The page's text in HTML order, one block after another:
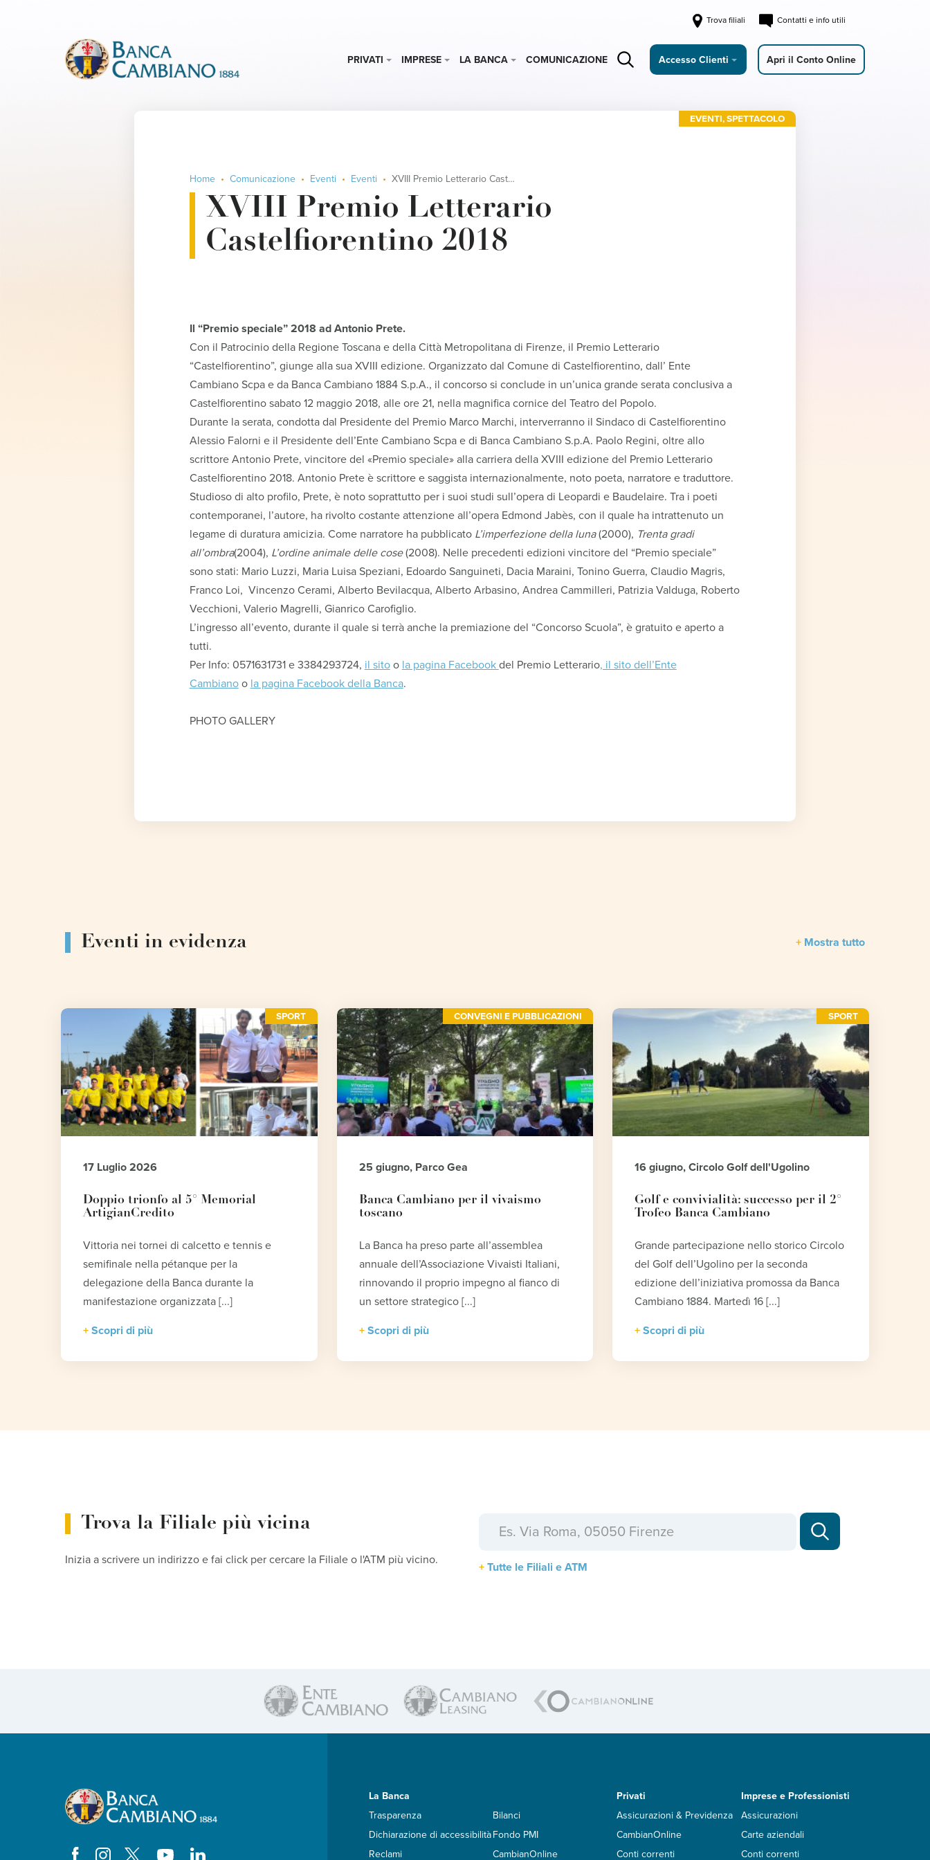
Trova filiali Contatti e info utili
PRIVATI IMPRESE LA BANCA COMUNICAZIONE Accesso Clienti Apri il Conto Online
Home Comunicazione Eventi Eventi XVIII Premio Letterario Castelfiorentino 2018
XVIII Premio Letterario
Castelfiorentino 2018
EVENTI,SPETTACOLO
Il “Premio speciale” 2018 ad Antonio Prete.
Con il Patrocinio della Regione Toscana e della Città Metropolitana di Firenze, il Premio Letterario
“Castelfiorentino”, giunge alla sua XVIII edizione. Organizzato dal Comune di Castelfiorentino, dall’ Ente
Cambiano Scpa e da Banca Cambiano 1884 S.p.A., il concorso si conclude in un’unica grande serata conclusiva a
Castelfiorentino sabato 12 maggio 2018, alle ore 21, nella magnifica cornice del Teatro del Popolo.
Durante la serata, condotta dal Presidente del Premio Marco Marchi, interverranno il Sindaco di Castelfiorentino
Alessio Falorni e il Presidente dell’Ente Cambiano Scpa e di Banca Cambiano S.p.A. Paolo Regini, oltre allo
scrittore Antonio Prete, vincitore del «Premio speciale» alla carriera della XVIII edizione del Premio Letterario
Castelfiorentino 2018. Antonio Prete è scrittore e saggista internazionalmente, noto poeta, narratore e traduttore.
Studioso di alto profilo, Prete, è noto soprattutto per i suoi studi sull’opera di Leopardi e Baudelaire. Tra i poeti
contemporanei, l’autore, ha rivolto costante attenzione all’opera Edmond Jabès, con il quale ha intrattenuto un
legame di duratura amicizia. Come narratore ha pubblicatoL’imperfezione della luna(2000), Trenta gradi
all’ombra(2004), L’ordine animale delle cose(2008). Nelle precedenti edizioni vincitore del “Premio speciale”
sono stati: Mario Luzzi, Maria Luisa Speziani, Edoardo Sanguineti, Dacia Maraini, Tonino Guerra, Claudio Magris,
Franco Loi, Vincenzo Cerami, Alberto Bevilacqua, Alberto Arbasino, Andrea Cammilleri, Patrizia Valduga, Roberto
Vecchioni, Valerio Magrelli, Gianrico Carofiglio.
L’ingresso all’evento, durante il quale si terrà anche la premiazione del “Concorso Scuola”, è gratuito e aperto a
tutti.
Per Info: 0571631731 e 3384293724, il sitoo la pagina Facebook del Premio Letterario, il sito dell’Ente
Cambianoo la pagina Facebook della Banca.
PHOTO GALLERY
Eventi in evidenza Mostra tutto
SPORT
17 Luglio 2026
Doppio trionfo al 5° Memorial
ArtigianCredito
Vittoria nei tornei di calcetto e tennis e
semifinale nella pétanque per la
delegazione della Banca durante la
manifestazione organizzata [...]
Scopri di più
CONVEGNI E PUBBLICAZIONI
25 giugno, Parco Gea
Banca Cambiano per il vivaismo
toscano
La Banca ha preso parte all’assemblea
annuale dell’Associazione Vivaisti Italiani,
rinnovando il proprio impegno al fianco di
un settore strategico [...]
Scopri di più
SPORT
16 giugno, Circolo Golf dell'Ugolino
Golf e convivialità: successo per il 2°
Trofeo Banca Cambiano
Grande partecipazione nello storico Circolo
del Golf dell’Ugolino per la seconda
edizione dell’iniziativa promossa da Banca
Cambiano 1884. Martedì 16 [...]
Scopri di più
Trova la Filiale più vicina
Inizia a scrivere un indirizzo e fai click per cercare la Filiale o l'ATM più vicino.
Tutte le Filiali e ATM
La Banca
Trasparenza
Dichiarazione di accessibilità
Reclami
Bilanci
Fondo PMI
CambianOnline
Privati
Assicurazioni & Previdenza
CambianOnline
Conti correnti
Imprese e Professionisti
Assicurazioni
Carte aziendali
Conti correnti